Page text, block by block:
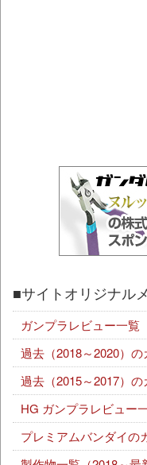
■サイトオリジナル
ガンプラレビュー一覧
過去（2018～2020）
過去（2015～2017）
HG ガンプラレビュー
プレミアムバンダイの